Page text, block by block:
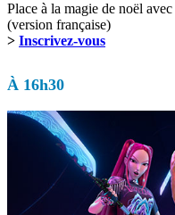
Place à la magie de noël avec
(version française)
> Inscrivez-vous
À 16h30